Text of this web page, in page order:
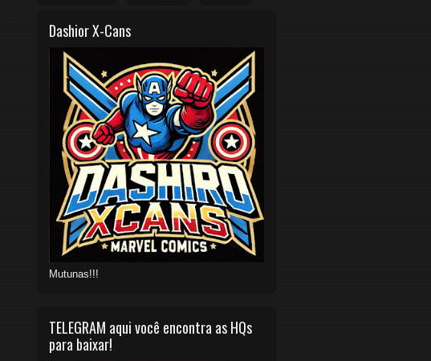
Dashior X-Cans
Mutunas!!!
TELEGRAM aqui você encontra as HQs
para baixar!